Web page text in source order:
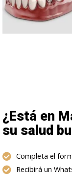
¿Está en
su salud
Completa el
Recibirá un